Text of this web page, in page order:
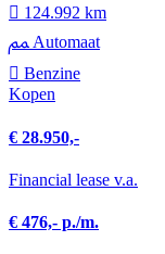
124.992 km
Automaat
Benzine
Kopen
€ 28.950,-
Financial lease v.a.
€ 476,- p./m.